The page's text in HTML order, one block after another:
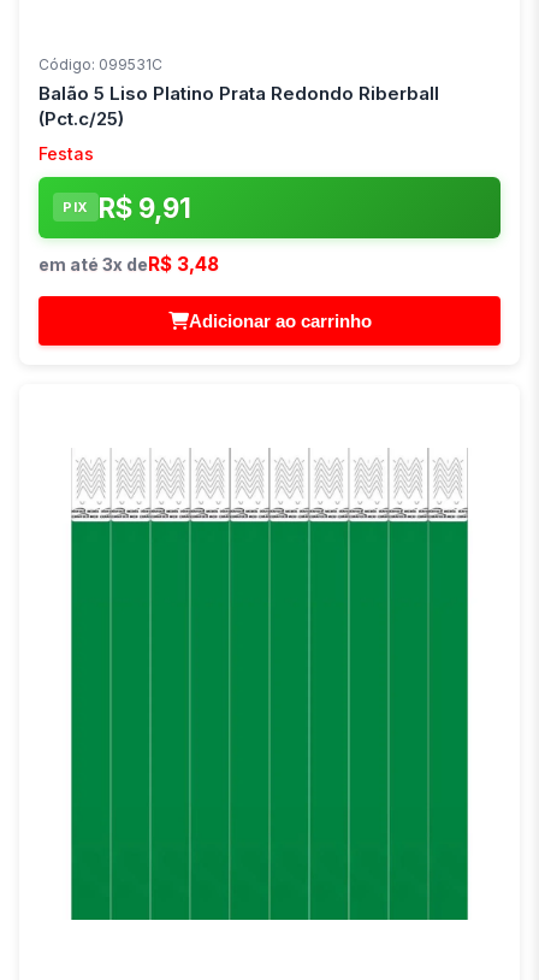
Código: 099531C
Balão 5 Liso Platino Prata Redondo Riberball
(Pct.c/25)
Festas
PIX R$ 9,91
em até 3x deR$ 3,48
Adicionar ao carrinho